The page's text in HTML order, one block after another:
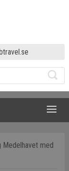
Medelhavet med